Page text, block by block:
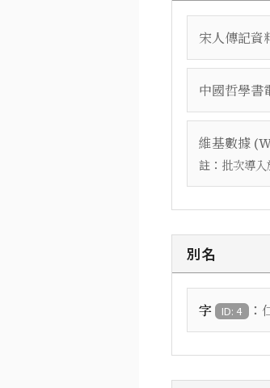
宋人傳記資
中國哲學
維基數據
註： 批次導
別名
字 ID: 4 ：